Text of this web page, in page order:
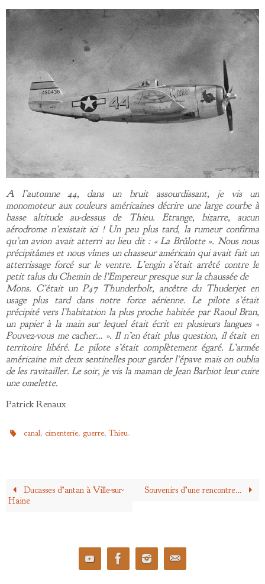
A l’automne 44, dans un bruit assourdissant, je vis un
monomoteur aux couleurs américaines décrire une large courbe à
basse altitude au-dessus de Thieu. Etrange, bizarre, aucun
aérodrome n’existait ici ! Un peu plus tard, la rumeur confirma
qu’un avion avait atterri au lieu dit : « La Brûlotte ». Nous nous
précipitâmes et nous vîmes un chasseur américain qui avait fait un
atterrissage forcé sur le ventre. L’engin s’était arrêté contre le
petit talus du Chemin de l’Empereur presque sur la chaussée de
Mons. C’était un P47 Thunderbolt, ancêtre du Thuderjet en
usage plus tard dans notre force aérienne. Le pilote s’était
précipité vers l’habitation la plus proche habitée par Raoul Bran,
un papier à la main sur lequel était écrit en plusieurs langues «
Pouvez-vous me cacher… ». Il n’en était plus question, il était en
territoire libéré. Le pilote s’était complètement égaré. L’armée
américaine mit deux sentinelles pour garder l’épave mais on oublia
de les ravitailler. Le soir, je vis la maman de Jean Barbiot leur cuire
une omelette.
Patrick Renaux
canal, cimenterie, guerre,Thieu.
Ducasses d’antan à Ville-sur-
Haine
Souvenirs d’une rencontre…